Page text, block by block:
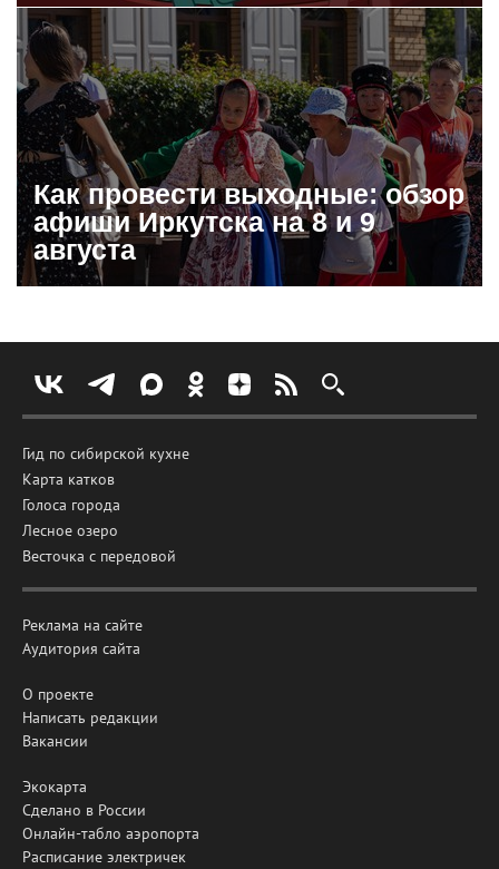
Как провести выходные: обзор
афиши Иркутска на 8 и 9
августа
Гид по сибирской кухне
Карта катков
Голоса города
Лесное озеро
Весточка с передовой
Реклама на сайте
Аудитория сайта
О проекте
Написать редакции
Вакансии
Экокарта
Сделано в России
Онлайн-табло аэропорта
Расписание электричек